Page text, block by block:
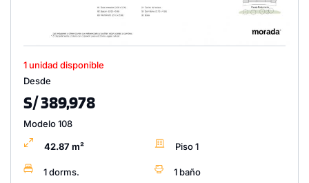
1 unidad disponible
Desde
S/ 389,978
Modelo 108
42.87 m² Piso 1
1 dorms. 1 baño